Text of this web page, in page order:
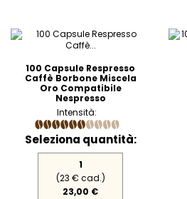
100 Capsule Respresso
Caffè Borbone Miscela
Oro Compatibile
Nespresso
Intensità:
Seleziona quantità:
1
(23 € cad.)
23,00 €